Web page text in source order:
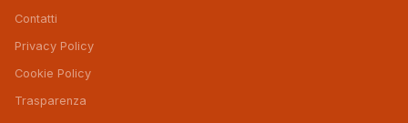
Contatti
Privacy Policy
Cookie Policy
Trasparenza